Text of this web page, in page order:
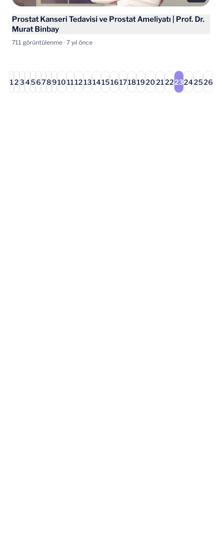
Prostat Kanseri Tedavisi ve Prostat Ameliyatı | Prof. Dr.
Murat Binbay
711 görüntülenme · 7 yıl önce
1234567891011121314151617181920212223242526